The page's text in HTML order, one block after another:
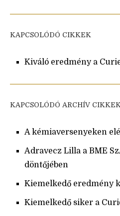
KAPCSOLÓDÓ CIKKEK
Kiváló eredmény a
KAPCSOLÓDÓ ARCHÍV CIKKEK
A kémiaversenyeken
Adravecz Lilla a BME
döntőjében
Kiemelkedő eredmény
Kiemelkedő siker a